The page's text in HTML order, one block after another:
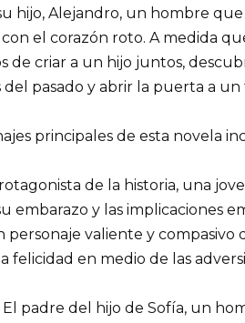
hijo, Alejandro, un hombre
el corazón roto. A medida
de criar a un hijo juntos,
del pasado y abrir la puerta a
principales de esta novela
de la historia, una
embarazo y las implicaciones
personaje valiente y
felicidad en medio de las
padre del hijo de Sofía, un